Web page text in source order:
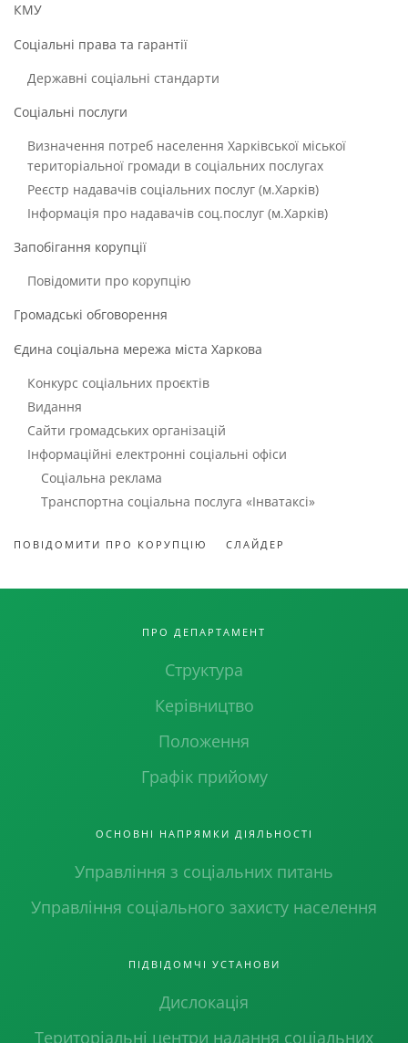
КМУ
Соціальні права та гарантії
Державні соціальні стандарти
Соціальні послуги
Визначення потреб населення Харківської міської
територіальної громади в соціальних послугах
Реєстр надавачів соціальних послуг (м.Харків)
Інформація про надавачів соц.послуг (м.Харків)
Запобігання корупції
Повідомити про корупцію
Громадські обговорення
Єдина соціальна мережа міста Харкова
Конкурс соціальних проєктів
Видання
Сайти громадських організацій
Інформаційні електронні соціальні офіси
Соціальна реклама
Транспортна соціальна послуга «Інватаксі»
ПОВІДОМИТИ ПРО КОРУПЦІЮ СЛАЙДЕР
ПРО ДЕПАРТАМЕНТ
Структура
Керівництво
Положення
Графік прийому
ОСНОВНІ НАПРЯМКИ ДІЯЛЬНОСТІ
Управління з соціальних питань
Управління соціального захисту населення
ПІДВІДОМЧІ УСТАНОВИ
Дислокація
Територіальні центри надання соціальних